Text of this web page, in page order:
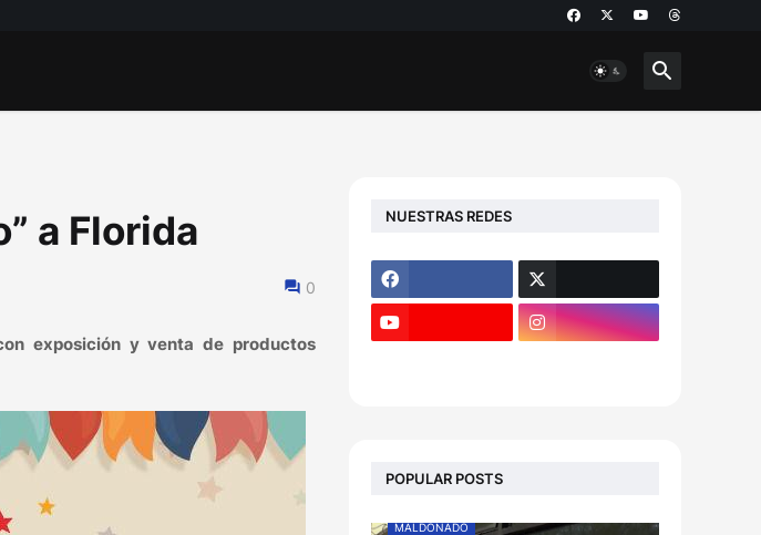
a Florida
0
exposición y venta de productos
NUESTRAS REDES
POPULAR POSTS
MALDONADO